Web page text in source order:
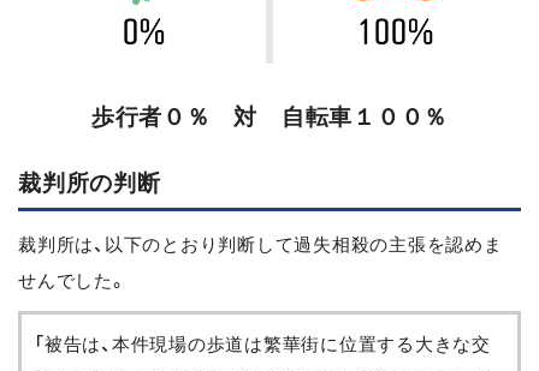
歩行者０％ 対 自転車１００％
裁判所の判断
裁判所は、以下のとおり判断して過失相殺の主張を認めま
せんでした。
「被告は、本件現場の歩道は繁華街に位置する大きな交